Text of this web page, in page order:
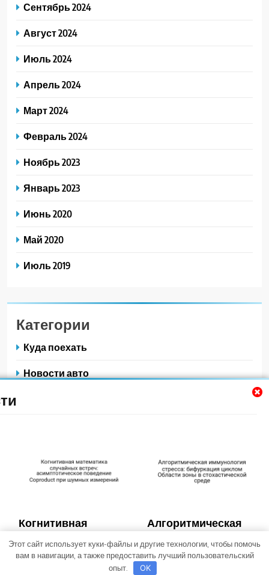
Когнитивная
случайных встреч:
асимптотическое
Алгоритмическая
стресса:
бифуркация циклом
Сентябрь 2024
Август 2024
Июль 2024
Апрель 2024
Март 2024
Февраль 2024
Ноябрь 2023
Январь 2023
Июнь 2020
Май 2020
Июль 2019
Категории
Куда поехать
Новости авто
Техобслуживание своими руками
Trendy News - новостная тема для WordPress. Все права
защищены 2026. Powered ByBlazeThemes.
Этот сайт использует куки-файлы и другие технологии, чтобы помочь
вам в навигации, а также предоставить лучший пользовательский
опыт.
OK